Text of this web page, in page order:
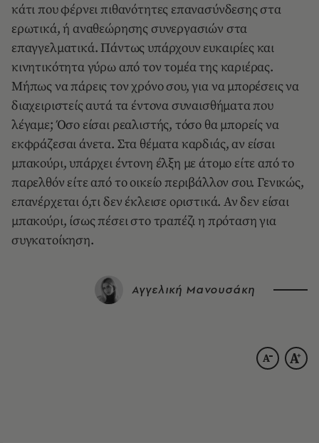
κάτι που φέρνει πιθανότητες επανασύνδεσης στα
ερωτικά, ή αναθεώρησης συνεργασιών στα
επαγγελματικά. Πάντως υπάρχουν ευκαιρίες και
κινητικότητα γύρω από τον τομέα της καριέρας.
Μήπως να πάρεις τον χρόνο σου, για να μπορέσεις να
διαχειριστείς αυτά τα έντονα συναισθήματα που
λέγαμε; Όσο είσαι ρεαλιστής, τόσο θα μπορείς να
εκφράζεσαι άνετα. Στα θέματα καρδιάς, αν είσαι
μπακούρι, υπάρχει έντονη έλξη με άτομο είτε από το
παρελθόν είτε από το οικείο περιβάλλον σου. Γενικώς,
επανέρχεται ό,τι δεν έκλεισε οριστικά. Αν δεν είσαι
μπακούρι, ίσως πέσει στο τραπέζι η πρόταση για
συγκατοίκηση.
Αγγελική Μανουσάκη